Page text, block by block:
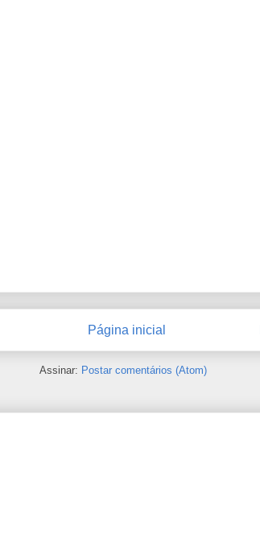
Página inicial
Assinar: Postar comentários (Atom)